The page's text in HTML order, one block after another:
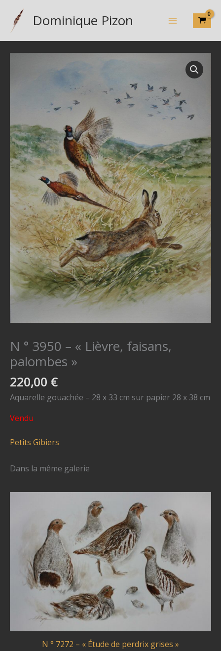
contenu
Dominique Pizon
N ° 3950 – « Lièvre, faisans,
palombes »
220,00 €
Aquarelle gouachée – 28 x 33 cm sur papier 28 x 38 cm
Vendu
Petits Gibiers
Dans la même galerie
N ° 7272 – « Étude de perdrix grises »